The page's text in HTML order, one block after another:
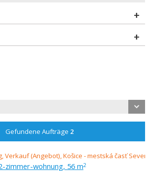
Gefundene Aufträge 2
zimmer-wohnung, 56 m2